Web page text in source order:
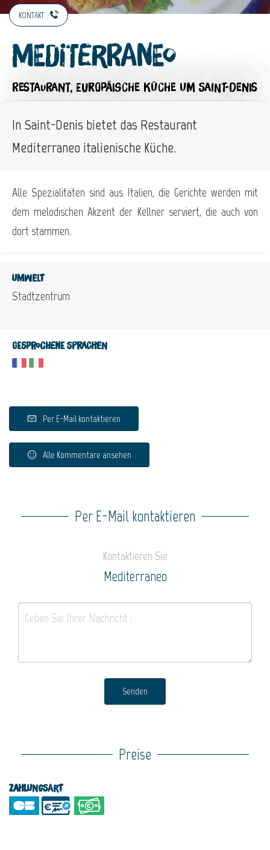
KONTAKT
Mediterraneo
RESTAURANT, EUROPÄISCHE KÜCHE UM SAINT-DENIS
In Saint-Denis bietet das Restaurant
Mediterraneo italienische Küche.
Alle Spezialitäten sind aus Italien, die Gerichte werden mit
dem melodischen Akzent der Kellner serviert, die auch von
dort stammen.
Umwelt
Stadtzentrum
Gesprochene Sprachen
Per E-Mail kontaktieren
Alle Kommentare ansehen
Per E-Mail kontaktieren
Kontaktieren Sie
Mediterraneo
Senden
Preise
Zahlungsart